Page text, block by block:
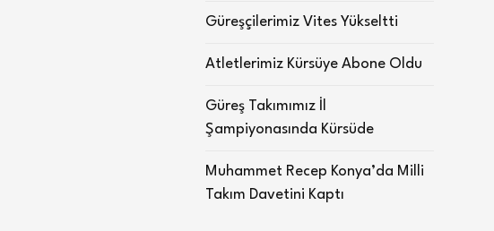
Güreşçilerimiz Vites Yükseltti
Atletlerimiz Kürsüye Abone Oldu
Güreş Takımımız İl
Şampiyonasında Kürsüde
Muhammet Recep Konya’da Milli
Takım Davetini Kaptı